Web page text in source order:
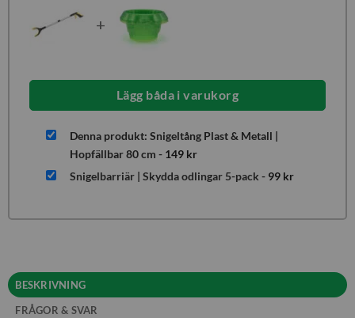
+
Lägg båda i varukorg
Denna produkt: Snigeltång Plast & Metall |
Hopfällbar 80 cm - 149 kr
Snigelbarriär | Skydda odlingar 5-pack - 99 kr
BESKRIVNING
FRÅGOR & SVAR